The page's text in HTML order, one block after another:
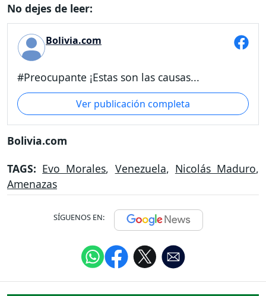
No dejes de leer:
Bolivia.com
#Preocupante ¡Estas son las causas...
Ver publicación completa
Bolivia.com
TAGS: Evo Morales, Venezuela, Nicolás Maduro,
Amenazas
SÍGUENOS EN: